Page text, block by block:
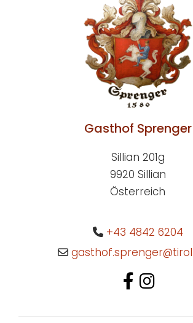
Gasthof Sprenger
Sillian 201g
9920 Sillian
Österreich
 +43 4842 6204
